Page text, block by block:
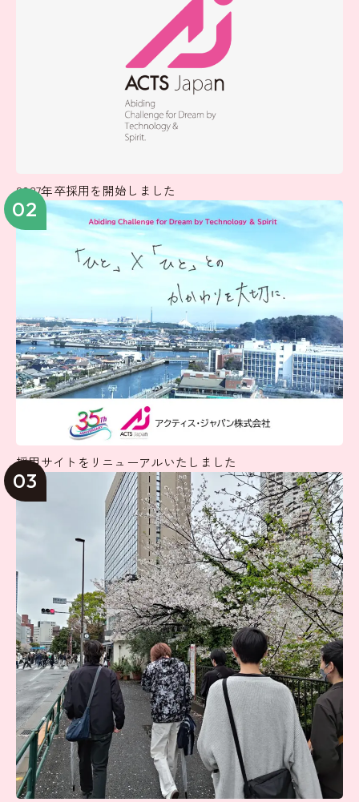
2027年卒採用を開始しました
02
採用サイトをリニューアルいたしました
03